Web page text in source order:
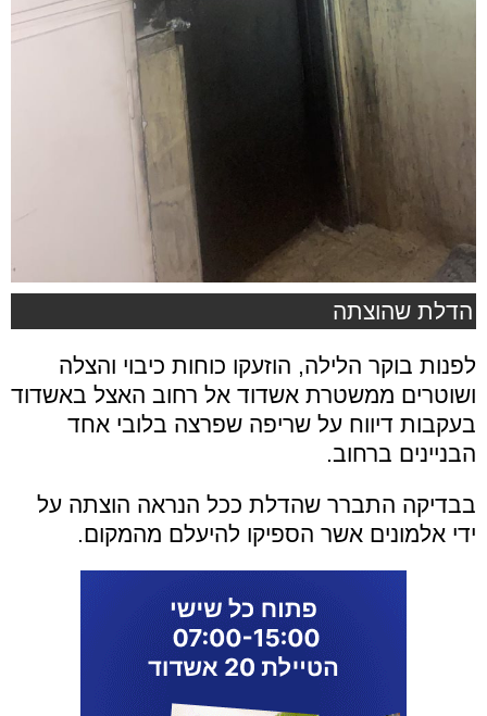
הדלת שהוצתה
לפנות בוקר הלילה, הוזעקו כוחות כיבוי והצלה
ושוטרים ממשטרת אשדוד אל רחוב האצל באשדוד
בעקבות דיווח על שריפה שפרצה בלובי אחד
הבניינים ברחוב.
בבדיקה התברר שהדלת ככל הנראה הוצתה על
ידי אלמונים אשר הספיקו להיעלם מהמקום.